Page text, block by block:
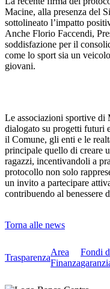
Macine, alla presenza del
sottolineato l’impatto
Anche Florio Faccendi,
soddisfazione per il
come lo sport sia un
giovani.
Le associazioni sportive di
dialogato su progetti futuri
il Comune, gli enti e le
principale quello di creare
ragazzi, incentivandoli a
protocollo non solo
un invito a partecipare
contribuendo al benessere
Torna alle news
Trasparenza
Area
Finanza
Fondi